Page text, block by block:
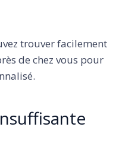
trouver facilement
de chez vous pour